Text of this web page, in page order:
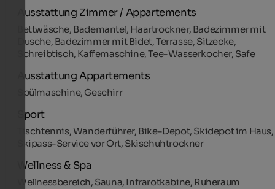
Ausstattung Zimmer / Appartements
Bettwäsche, Bademantel, Haartrockner, Badezimmer mit
Dusche, Badezimmer mit Bidet, Terrasse, Sitzecke,
Schreibtisch, Kaffemaschine, Tee-Wasserkocher, Safe
Ausstattung Appartements
Spülmaschine, Geschirr
Sport
Tischtennis, Wanderführer, Bike-Depot, Skidepot im Haus,
Skipass-Service vor Ort, Skischuhtrockner
Wellness & Spa
Wellnessbereich, Sauna, Infrarotkabine, Ruheraum